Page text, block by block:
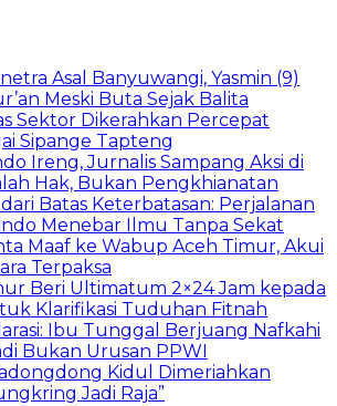
Asal Banyuwangi, Yasmin (9)
Meski Buta Sejak Balita
Sektor Dikerahkan Percepat
Sipange Tapteng
Ireng, Jurnalis Sampang Aksi di
Hak, Bukan Pengkhianatan
Batas Keterbatasan: Perjalanan
Menebar Ilmu Tanpa Sekat
Maaf ke Wabup Aceh Timur, Akui
Terpaksa
Beri Ultimatum 2×24 Jam kepada
Klarifikasi Tuduhan Fitnah
Ibu Tunggal Berjuang Nafkahi
Bukan Urusan PPWI
Kidul Dimeriahkan
Jadi Raja”